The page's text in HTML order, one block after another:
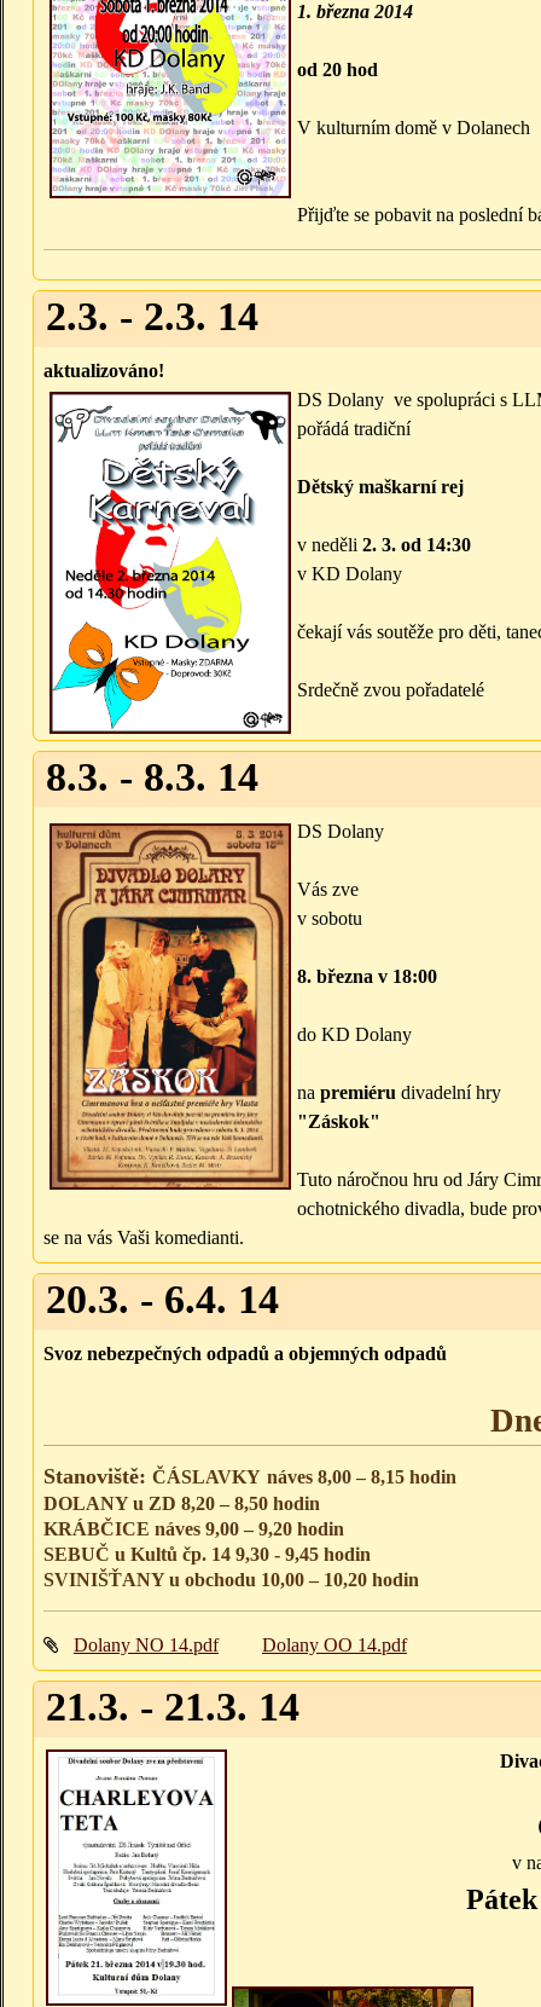
1. března 2014
od 20 hod
V kulturním domě v Dolanech
Přijďte se pobavit na poslední
2.3. - 2.3. 14
aktualizováno!
DS Dolany ve spolupráci s
pořádá tradiční
Dětský maškarní rej
v neděli 2. 3. od 14:30
v KD Dolany
čekají vás soutěže pro děti,
Srdečně zvou pořadatelé
8.3. - 8.3. 14
DS Dolany
Vás zve
v sobotu
8. března v 18:00
do KD Dolany
na premiéru divadelní hry
"Záskok"
Tuto náročnou hru od Járy
ochotnického divadla, bude
se na vás Vaši komedianti.
20.3. - 6.4. 14
Svoz nebezpečných odpadů a objemných odpadů
Stanoviště: ČÁSLAVKY náves 8,00 – 8,15 hodin
DOLANY u ZD 8,20 – 8,50 hodin
KRÁBČICE náves 9,00 – 9,20 hodin
SEBUČ u Kultů čp. 14 9,30 - 9,45 hodin
SVINIŠŤANY u obchodu 10,00 – 10,20 hodin
Dolany NO 14.pdf Dolany OO 14.pdf
21.3. - 21.3. 14
v